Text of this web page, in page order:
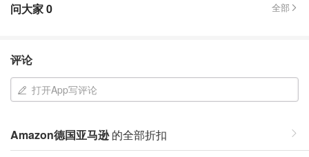
问大家0 全部
评论
打开App写评论
Amazon德国亚马逊的全部折扣